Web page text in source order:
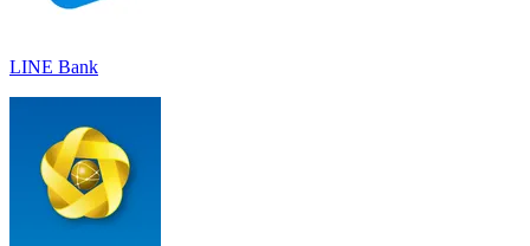
LINE Bank